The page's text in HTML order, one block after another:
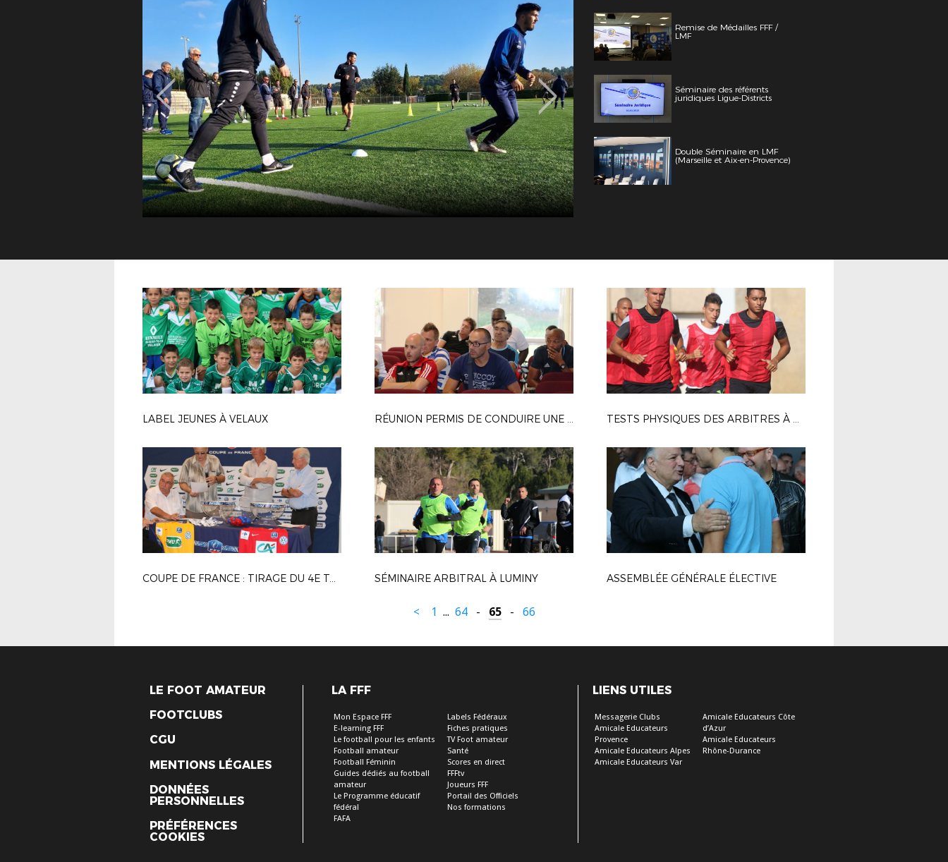
Remise de Médailles FFF /
LMF
Séminaire des référents
juridiques Ligue-Districts
Double Séminaire en LMF
(Marseille et Aix-en-Provence)
LABEL JEUNES À VELAUX RÉUNION PERMIS DE CONDUIRE UNE EQUIPE DE JEUNES TESTS PHYSIQUES DES ARBITRES À MARIGNANE
COUPE DE FRANCE : TIRAGE DU 4E TOUR SÉMINAIRE ARBITRAL À LUMINY ASSEMBLÉE GÉNÉRALE ÉLECTIVE
< 1 ... 64 - 65 - 66
LE FOOT AMATEUR
FOOTCLUBS
CGU
MENTIONS LÉGALES
DONNÉES
PERSONNELLES
PRÉFÉRENCES
COOKIES
LA FFF
Mon Espace FFF
E-learning FFF
Le football pour les enfants
Football amateur
Football Féminin
Guides dédiés au football
amateur
Le Programme éducatif
fédéral
FAFA
Labels Fédéraux
Fiches pratiques
TV Foot amateur
Santé
Scores en direct
FFFtv
Joueurs FFF
Portail des Officiels
Nos formations
LIENS UTILES
Messagerie Clubs
Amicale Educateurs
Provence
Amicale Educateurs Alpes
Amicale Educateurs Var
Amicale Educateurs Côte
d’Azur
Amicale Educateurs
Rhône-Durance